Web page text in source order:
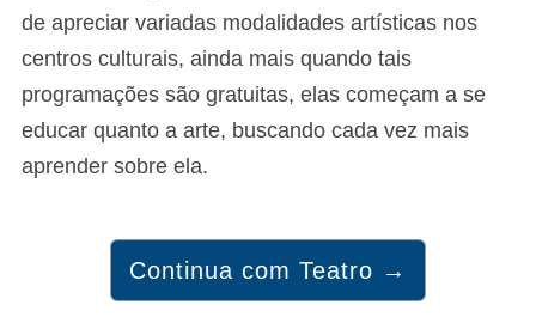
de apreciar variadas modalidades artísticas nos
centros culturais, ainda mais quando tais
programações são gratuitas, elas começam a se
educar quanto a arte, buscando cada vez mais
aprender sobre ela.
Continua com Teatro →